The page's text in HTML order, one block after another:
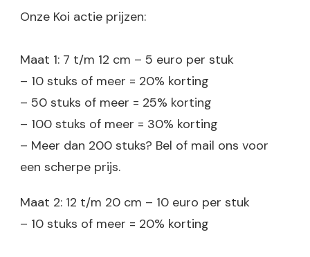
Onze Koi actie prijzen:
Maat 1: 7 t/m 12 cm – 5 euro per stuk
– 10 stuks of meer = 20% korting
– 50 stuks of meer = 25% korting
– 100 stuks of meer = 30% korting
– Meer dan 200 stuks? Bel of mail ons voor
een scherpe prijs.
Maat 2: 12 t/m 20 cm – 10 euro per stuk
– 10 stuks of meer = 20% korting